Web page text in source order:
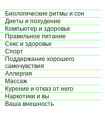
Биологические ритмы и сон
Диеты и похудение
Компьютер и здоровье
Правильное питание
Секс и здоровье
Спорт
Поддержание хорошего
самочувствия
Аллергия
Массаж
Курение и отказ от него
Наркотики и вы
Ваша внешность